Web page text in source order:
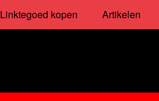
Linktegoed kopen Artikelen